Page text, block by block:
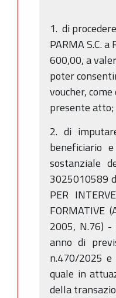
1. di
PARMA S.C.
600,00, a
poter
voucher,
presente atto;
2. di
beneficiario
sostanziale
3025010589
PER
FORMATIVE
2005, N.76) -
anno di
n.470/2025
quale in
della